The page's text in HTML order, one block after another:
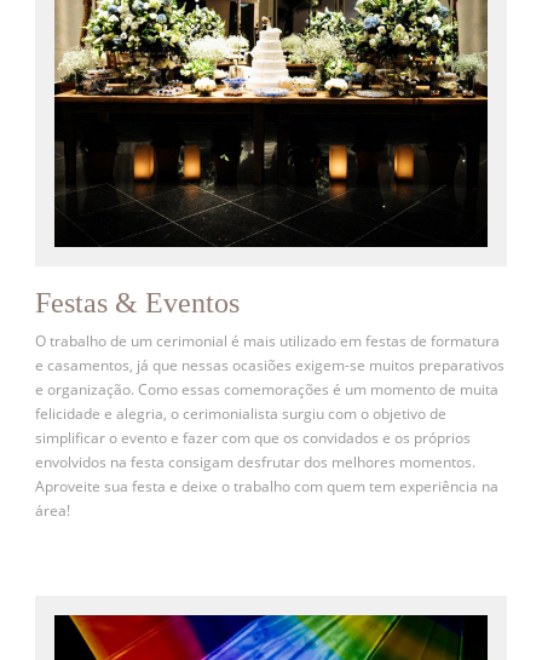
Festas & Eventos
O trabalho de um cerimonial é mais utilizado em festas de formatura
e casamentos, já que nessas ocasiões exigem-se muitos preparativos
e organização. Como essas comemorações é um momento de muita
felicidade e alegria, o cerimonialista surgiu com o objetivo de
simplificar o evento e fazer com que os convidados e os próprios
envolvidos na festa consigam desfrutar dos melhores momentos.
Aproveite sua festa e deixe o trabalho com quem tem experiência na
área!